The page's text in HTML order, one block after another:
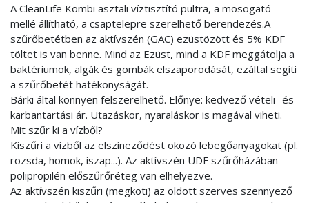
A CleanLife Kombi asztali víztisztító pultra, a mosogató
mellé állítható, a csaptelepre szerelhető berendezés.A
szűrőbetétben az aktívszén (GAC) ezüstözött és 5% KDF
töltet is van benne. Mind az Ezüst, mind a KDF meggátolja a
baktériumok, algák és gombák elszaporodását, ezáltal segíti
a szűrőbetét hatékonyságát.
Bárki által könnyen felszerelhető. Előnye: kedvező vételi- és
karbantartási ár. Utazáskor, nyaraláskor is magával viheti.
Mit szűr ki a vízből?
Kiszűri a vízből az elszíneződést okozó lebegőanyagokat (pl.
rozsda, homok, iszap...). Az aktívszén UDF szűrőházában
polipropilén előszűrőréteg van elhelyezve.
Az aktívszén kiszűri (megköti) az oldott szerves szennyező